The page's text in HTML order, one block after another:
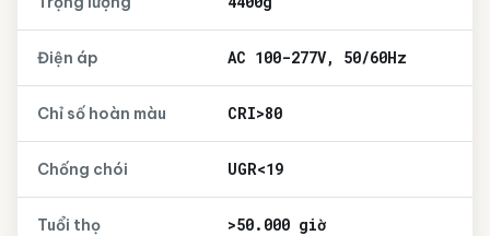
Điện áp AC 100-277V, 50/60Hz
Chỉ số hoàn màu CRI>80
Chống chói UGR<19
Tuổi thọ >50.000 giờ